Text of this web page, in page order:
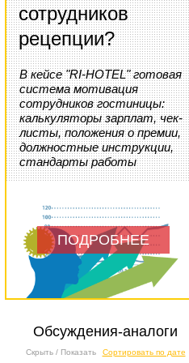
сотрудников
рецепции?
В кейсе "RI-HOTEL" готовая
система мотивация
сотрудников гостиницы:
калькуляторы зарплат, чек-
листы, положения о премии,
должностные инструкции,
стандарты работы
ПОДРОБНЕЕ
Обсуждения-аналоги
Скрыть / Показать Сортировать по дате